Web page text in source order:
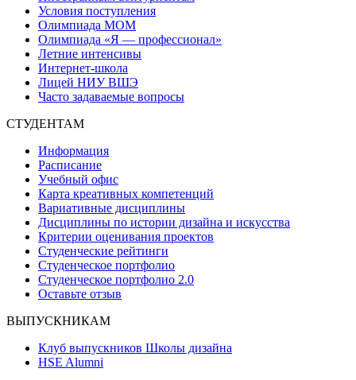
Условия поступления
Олимпиада МОМ
Олимпиада «Я — профессионал»
Летние интенсивы
Интернет-школа
Лицей НИУ ВШЭ
Часто задаваемые вопросы
СТУДЕНТАМ
Информация
Расписание
Учебный офис
Карта креативных компетенций
Вариативные дисциплины
Дисциплины по истории дизайна и искусства
Критерии оценивания проектов
Студенческие рейтинги
Студенческое портфолио
Студенческое портфолио 2.0
Оставьте отзыв
ВЫПУСКНИКАМ
Клуб выпускников Школы дизайна
HSE Alumni